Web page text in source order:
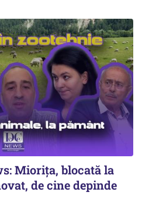
Miorița, blocată la
de cine depinde